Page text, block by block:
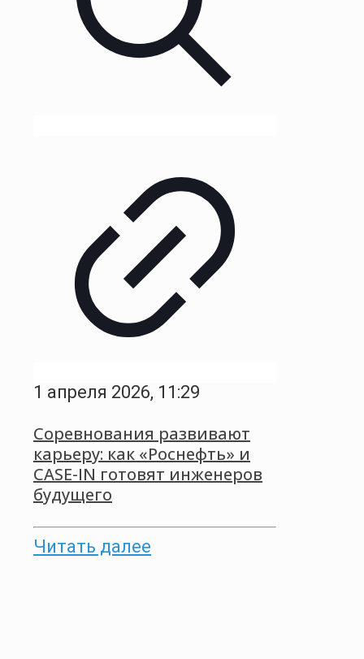
1 апреля 2026, 11:29
Соревнования развивают
карьеру: как «Роснефть» и
CASE-IN готовят инженеров
будущего
Читать далее